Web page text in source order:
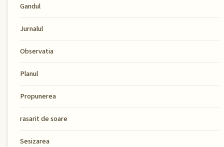
Gandul
Jurnalul
Observatia
Planul
Propunerea
rasarit de soare
Sesizarea